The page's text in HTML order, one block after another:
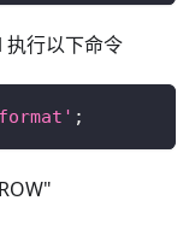
行以下命令
;